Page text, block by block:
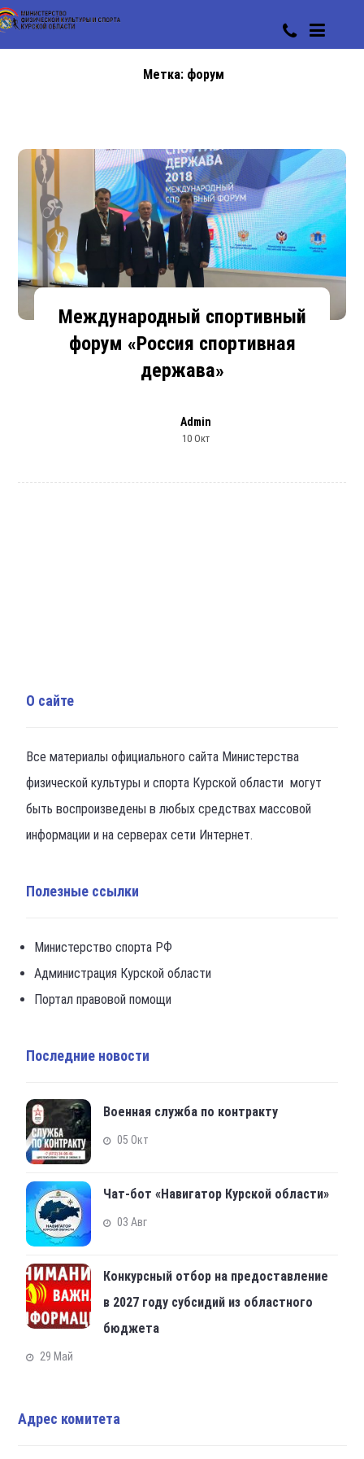
Метка: форум
Международный спортивный
форум «Россия спортивная
держава»
Admin
10 Окт
О сайте
Все материалы официального сайта Министерства
физической культуры и спорта Курской области могут
быть воспроизведены в любых средствах массовой
информации и на серверах сети Интернет.
Полезные ссылки
Министерство спорта РФ
Администрация Курской области
Портал правовой помощи
Последние новости
Военная служба по контракту
05 Окт
Чат-бот «Навигатор Курской области»
03 Авг
Конкурсный отбор на предоставление
в 2027 году субсидий из областного
бюджета
29 Май
Адрес комитета